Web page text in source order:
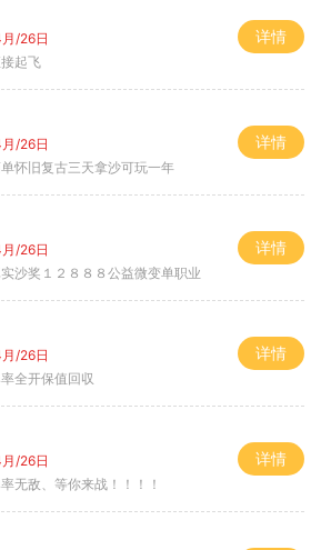
/26日
起飞
详情
/26日
怀旧复古三天拿沙可玩一年
详情
/26日
沙奖１２８８８公益微变单职业
详情
/26日
全开保值回収
详情
/26日
无敌、等你来战！！！！
详情